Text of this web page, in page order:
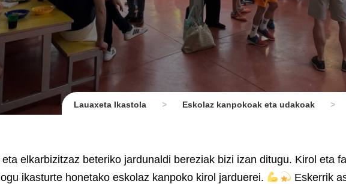
Lauaxeta Ikastola > Eskolaz kanpokoak eta udakoak >
elkarbizitzaz beteriko jardunaldi bereziak bizi izan ditugu. Kirol eta
ikasturte honetako eskolaz kanpoko kirol jarduerei.
Eskerrik